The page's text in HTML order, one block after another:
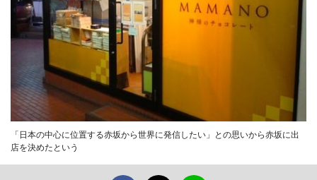
「日本の中心に位置する赤坂から世界に発信したい」との思いから赤坂に出
店を決めたという